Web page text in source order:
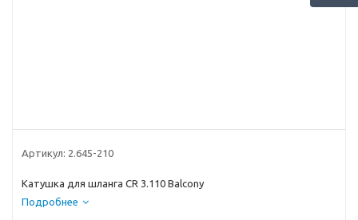
Артикул: 2.645-210
Катушка для шланга CR 3.110 Balcony
Подробнее